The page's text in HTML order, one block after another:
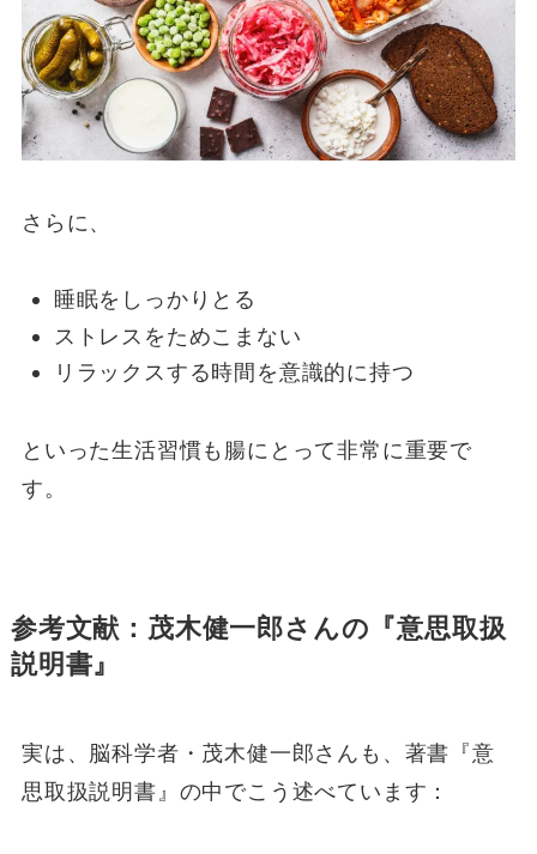
さらに、
睡眠をしっかりとる
ストレスをためこまない
リラックスする時間を意識的に持つ
といった生活習慣も腸にとって非常に重要で
す。
参考文献：茂木健一郎さんの『意思取扱
説明書』
実は、脳科学者・茂木健一郎さんも、著書『意
思取扱説明書』の中でこう述べています：